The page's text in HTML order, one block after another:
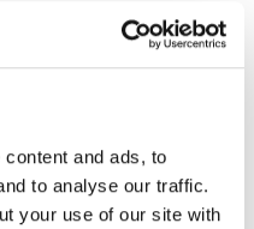
and ads, to
to analyse our traffic.
your use of our site with